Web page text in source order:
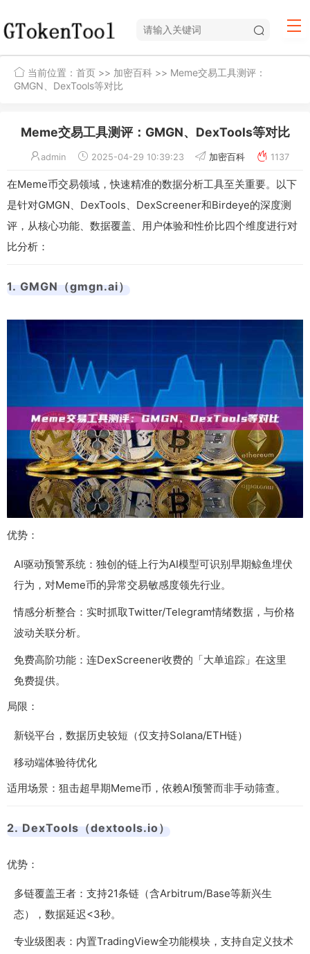
当前位置： 首页 >> 加密百科 >> Meme交易工具测评：
GMGN、DexTools等对比
Meme交易工具测评：GMGN、DexTools等对比
admin 2025-04-29 10:39:23 加密百科 1137
在Meme币交易领域，快速精准的数据分析工具至关重要。以下
是针对GMGN、DexTools、DexScreener和Birdeye的深度测
评，从核心功能、数据覆盖、用户体验和性价比四个维度进行对
比分析：
1. GMGN（gmgn.ai）
优势：
AI驱动预警系统：独创的链上行为AI模型可识别早期鲸鱼埋伏
行为，对Meme币的异常交易敏感度领先行业。
情感分析整合：实时抓取Twitter/Telegram情绪数据，与价格
波动关联分析。
免费高阶功能：连DexScreener收费的「大单追踪」在这里
免费提供。
局限：
新锐平台，数据历史较短（仅支持Solana/ETH链）
移动端体验待优化
适用场景：狙击超早期Meme币，依赖AI预警而非手动筛查。
2. DexTools（dextools.io）
优势：
多链覆盖王者：支持21条链（含Arbitrum/Base等新兴生
态），数据延迟<3秒。
专业级图表：内置TradingView全功能模块，支持自定义技术